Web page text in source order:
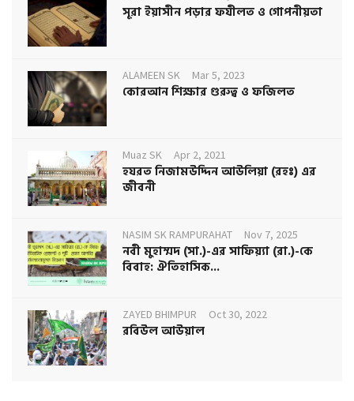
সূরা ইয়াসীন পড়ার ফযীলত ও গোপনীয়তা
ALAMEEN SK Mar 5, 2023
কোরআন শিক্ষার গুরুত্ব ও ফজিলত
Muaz SK Apr 2, 2021
হযরত নিজামউদ্দিন আউলিয়া (রহঃ) এর
জীবনী
NASIM SK RAMPURAHAT Nov 7, 2025
নবী মুহাম্মদ (সা.)-এর সাফিয়্যা (রা.)-কে
বিবাহ: ঐতিহাসিক...
ZAYED BHIMPUR Oct 30, 2022
রবিউল আউয়াল